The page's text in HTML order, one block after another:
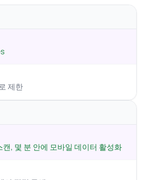
제한
, 몇 분 안에 모바일 데이터 활성화